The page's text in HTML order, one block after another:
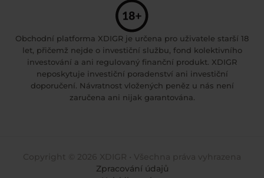
Obchodní platforma XDIGR je určena pro uživatele starší 18
let, přičemž nejde o investiční službu, fond kolektivního
investování a ani regulovaný finanční produkt. XDIGR
neposkytuje investiční poradenství ani investiční
doporučení. Návratnost vložených peněz u nás není
zaručena ani nijak garantována.
Zpracování údajů